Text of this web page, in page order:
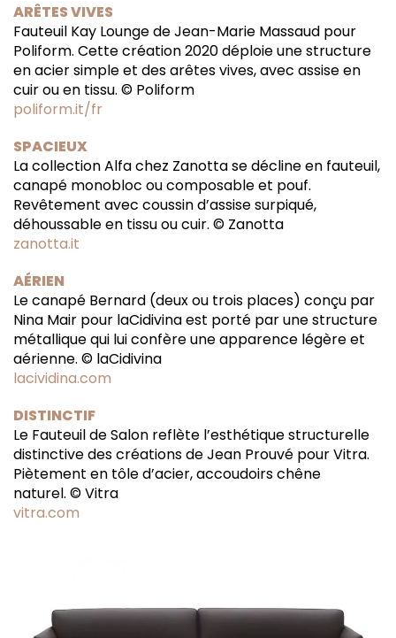
ARÊTES VIVES
Fauteuil Kay Lounge de Jean-Marie Massaud pour
Poliform. Cette création 2020 déploie une structure
en acier simple et des arêtes vives, avec assise en
cuir ou en tissu. © Poliform
poliform.it/fr
SPACIEUX
La collection Alfa chez Zanotta se décline en fauteuil,
canapé monobloc ou composable et pouf.
Revêtement avec coussin d’assise surpiqué,
déhoussable en tissu ou cuir. © Zanotta
zanotta.it
AÉRIEN
Le canapé Bernard (deux ou trois places) conçu par
Nina Mair pour laCidivina est porté par une structure
métallique qui lui confère une apparence légère et
aérienne. © laCidivina
lacividina.com
DISTINCTIF
Le Fauteuil de Salon reflète l’esthétique structurelle
distinctive des créations de Jean Prouvé pour Vitra.
Piètement en tôle d’acier, accoudoirs chêne
naturel. © Vitra
vitra.com